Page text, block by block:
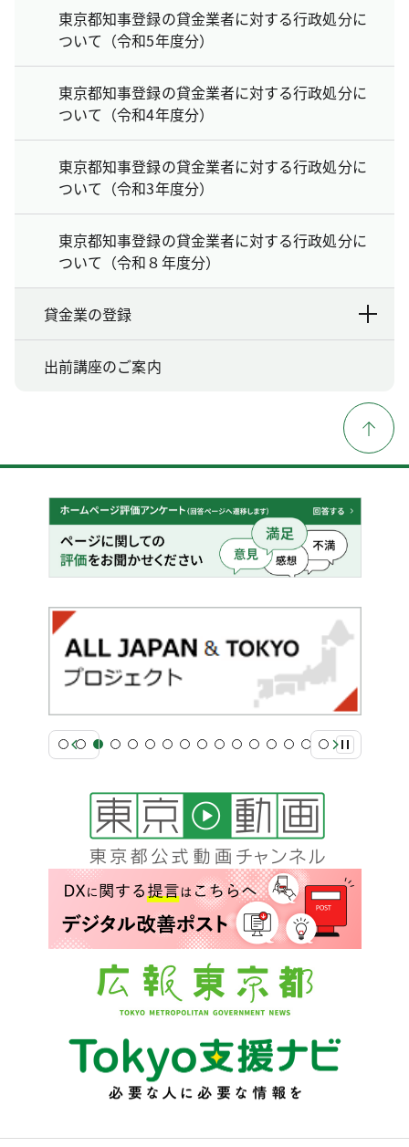
東京都知事登録の貸金業者に対する行政処分に
ついて（令和5年度分）
東京都知事登録の貸金業者に対する行政処分に
ついて（令和4年度分）
東京都知事登録の貸金業者に対する行政処分に
ついて（令和3年度分）
東京都知事登録の貸金業者に対する行政処分に
ついて（令和８年度分）
貸金業の登録
出前講座のご案内